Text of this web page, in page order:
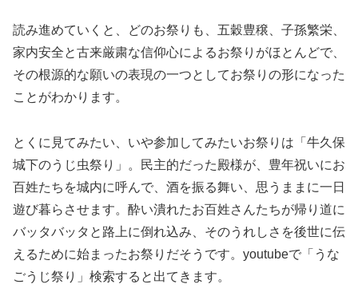
読み進めていくと、どのお祭りも、五穀豊穣、子孫繁栄、
家内安全と古来厳粛な信仰心によるお祭りがほとんどで、
その根源的な願いの表現の一つとしてお祭りの形になった
ことがわかります。
とくに見てみたい、いや参加してみたいお祭りは「牛久保
城下のうじ虫祭り」。民主的だった殿様が、豊年祝いにお
百姓たちを城内に呼んで、酒を振る舞い、思うままに一日
遊び暮らさせます。酔い潰れたお百姓さんたちが帰り道に
バッタバッタと路上に倒れ込み、そのうれしさを後世に伝
えるために始まったお祭りだそうです。youtubeで「うな
ごうじ祭り」検索すると出てきます。